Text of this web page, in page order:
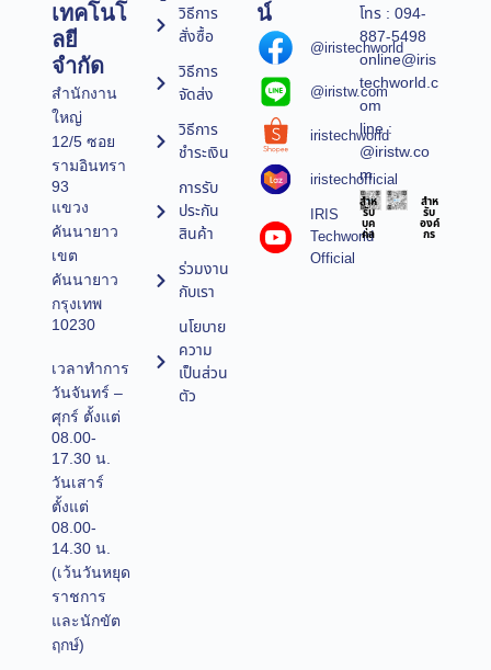
เทคโนโ
ลยี
จำกัด
สำนักงาน
ใหญ่
12/5 ซอย
รามอินทรา
93
แขวง
คันนายาว
เขต
คันนายาว
กรุงเทพ
10230
เวลาทำการ
วันจันทร์ –
ศุกร์ ตั้งแต่
08.00-
17.30 น.
วันเสาร์
ตั้งแต่
08.00-
14.30 น.
(เว้นวันหยุด
ราชการ
และนักขัต
ฤกษ์)
วิธีการ
สั่งซื้อ
วิธีการ
จัดส่ง
วิธีการ
ชำระเงิน
การรับ
ประกัน
สินค้า
ร่วมงาน
กับเรา
นโยบาย
ความ
เป็นส่วน
ตัว
น์
@iristechworld
@iristw.com
iristechworld
iristechofficial
IRIS
Techworld
Official
โทร : 094-
887-5498
online@iris
techworld.c
om
line :
@iristw.co
m
สำห
รับ
บุค
คล
สำห
รับ
องค์
กร